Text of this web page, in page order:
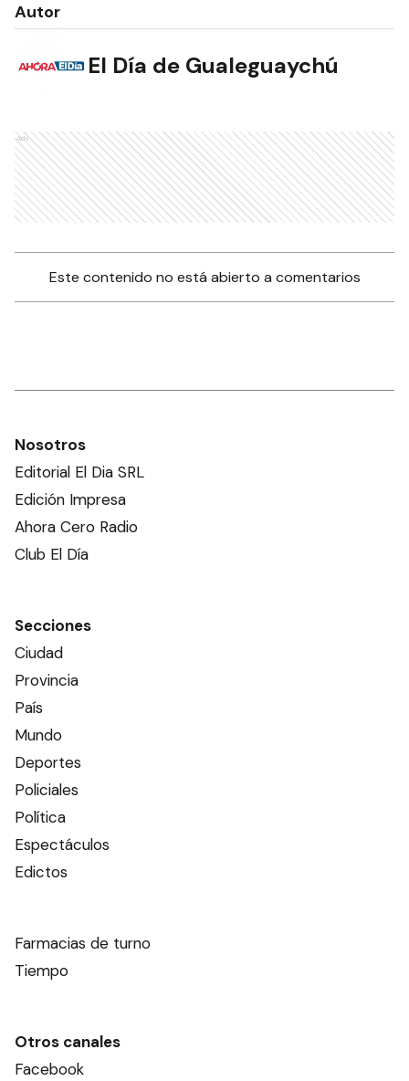
Autor
El Día de Gualeguaychú
Ads
Este contenido no está abierto a comentarios
Nosotros
Editorial El Dia SRL
Edición Impresa
Ahora Cero Radio
Club El Día
Secciones
Ciudad
Provincia
País
Mundo
Deportes
Policiales
Política
Espectáculos
Edictos
Farmacias de turno
Tiempo
Otros canales
Facebook